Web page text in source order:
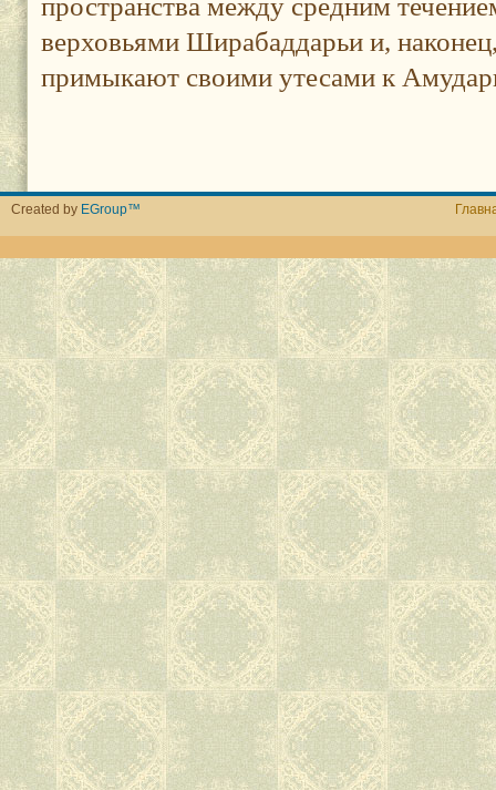
верховьями Ширабаддарьи и,
примыкают своими утесами к
Created by EGroup™